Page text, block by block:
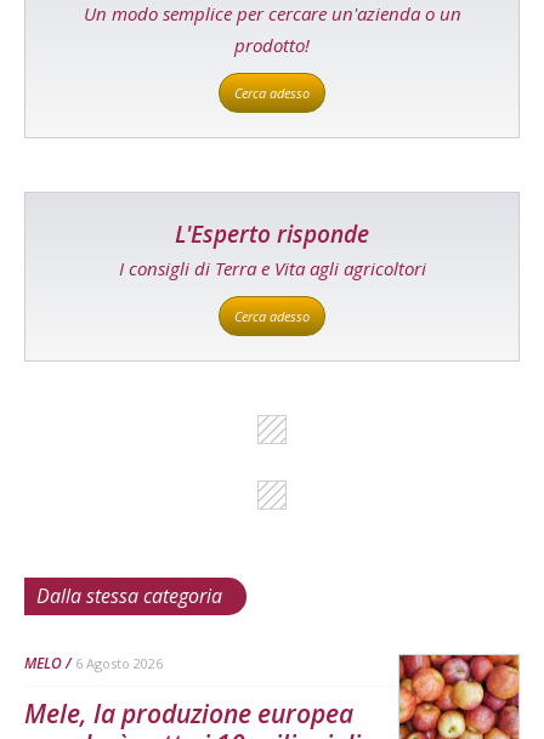
Un modo semplice per cercare un'azienda o un
prodotto!
Cerca adesso
L'Esperto risponde
I consigli di Terra e Vita agli agricoltori
Cerca adesso
Dalla stessa categoria
MELO 6 Agosto 2026
Mele, la produzione europea